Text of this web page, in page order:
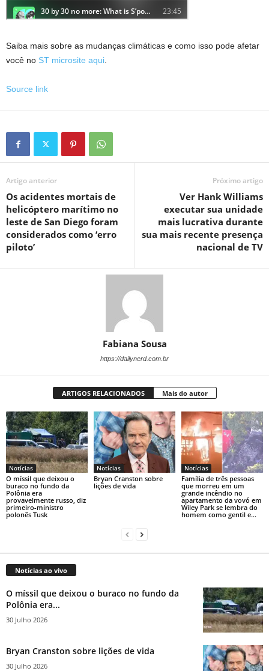
Saiba mais sobre as mudanças climáticas e como isso pode afetar
você no ST microsite aqui
Source link
Artigo anterior
Os acidentes mortais de
helicóptero marítimo no
leste de San Diego foram
considerados como ‘erro
piloto’
Próximo artigo
Ver Hank Williams
executar sua unidade
mais lucrativa durante
sua mais recente presença
nacional de TV
Fabiana Sousa
https://dailynerd.com.br
ARTIGOS RELACIONADOS Mais do autor
Notícias
O míssil que deixou o
buraco no fundo da
Polônia era
provavelmente russo, diz
primeiro-ministro
polonês Tusk
Notícias
Bryan Cranston sobre
lições de vida
Notícias
Família de três pessoas
que morreu em um
grande incêndio no
apartamento da vovó em
Wiley Park se lembra do
homem como gentil e...
Notícias ao vivo
O míssil que deixou o buraco no fundo da
Polônia era...
30 Julho 2026
Bryan Cranston sobre lições de vida
30 Julho 2026